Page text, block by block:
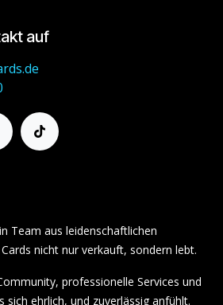
auf
Team aus leidenschaftlichen
nicht nur verkauft, sondern lebt.
professionelle Services und
sich ehrlich, und zuverlässig anfühlt.